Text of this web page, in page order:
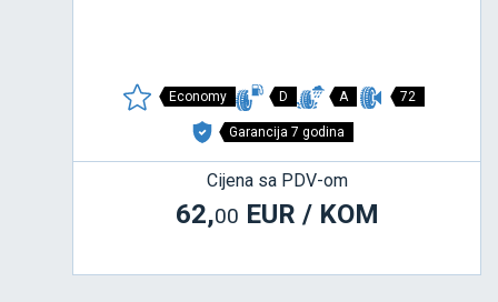
Economy D A 72
Garancija 7 godina
Cijena sa PDV-om
62,00 EUR / KOM